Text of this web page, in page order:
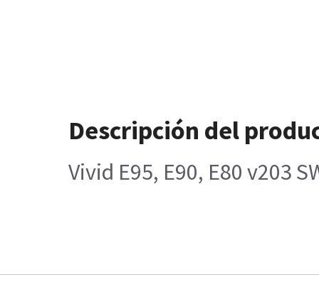
Descripción del
Vivid E95, E90, E80 v203